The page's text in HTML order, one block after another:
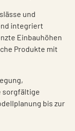
und
integriert
Einbauhöhen
Produkte mit
sorgfältige
bis zur